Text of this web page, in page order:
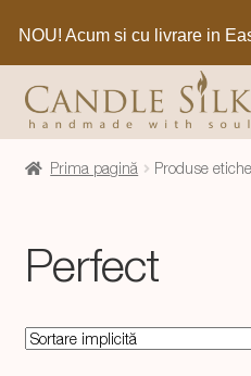
la
navigare
la
conținut
Home
Lumanari si decoratiuni
Despre CandleSilk
Prima pagină Produse
Perfect
NOU! Acum si cu livrare in